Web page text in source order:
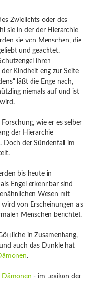
Zwielichts oder des
sie in der der Hierarchie
sie von Menschen, die
und geachtet.
ihren
Kindheit eng zur Seite
läßt die Enge nach,
niemals auf und ist
wie er es selber
der Hierarchie
Doch der Sündenfall im
bis heute in
Engel erkennbar sind
Wesen mit
von Erscheinungen als
Menschen berichtet.
in Zusamenhang,
auch das Dunkle hat
.
Dämonen - im Lexikon der